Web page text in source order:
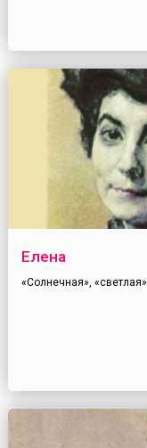
Елена
«Солнечная», «светлая»